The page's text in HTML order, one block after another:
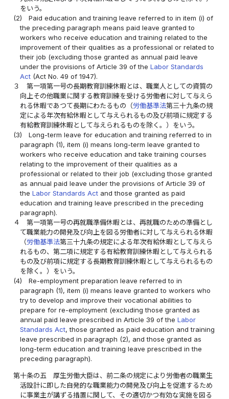
をいう。
(2)
Paid education and training leave referred to in item (i) of
the preceding paragraph means paid leave granted to
workers who receive education and training related to the
improvement of their qualities as a professional or related to
their job (excluding those granted as annual paid leave
under the provisions of Article 39 of theLabor Standards
Act (Act No. 49 of 1947).
３
第一項第一号の長期教育訓練休暇とは、職業人としての資質の
向上その他職業に関する教育訓練を受ける労働者に対して与えら
れる休暇であつて長期にわたるもの（労働基準法第三十九条の規
定による年次有給休暇として与えられるもの及び前項に規定する
有給教育訓練休暇として与えられるものを除く。）をいう。
(3)
Long-term leave for education and training referred to in
paragraph (1), item (i) means long-term leave granted to
workers who receive education and take training courses
relating to the improvement of their qualities as a
professional or related to their job (excluding those granted
as annual paid leave under the provisions of Article 39 of
theLabor Standards Act and those granted as paid
education and training leave prescribed in the preceding
paragraph).
４
第一項第一号の再就職準備休暇とは、再就職のための準備とし
て職業能力の開発及び向上を図る労働者に対して与えられる休暇
（労働基準法第三十九条の規定による年次有給休暇として与えら
れるもの、第二項に規定する有給教育訓練休暇として与えられる
もの及び前項に規定する長期教育訓練休暇として与えられるもの
を除く。）をいう。
(4)
Re-employment preparation leave referred to in
paragraph (1), item (i) means leave granted to workers who
try to develop and improve their vocational abilities to
prepare for re-employment (excluding those granted as
annual paid leave prescribed in Article 39 of theLabor
Standards Act, those granted as paid education and training
leave prescribed in paragraph (2), and those granted as
long-term education and training leave prescribed in the
preceding paragraph).
第十条の五
厚生労働大臣は、前二条の規定により労働者の職業生
活設計に即した自発的な職業能力の開発及び向上を促進するため
に事業主が講ずる措置に関して、その適切かつ有効な実施を図る